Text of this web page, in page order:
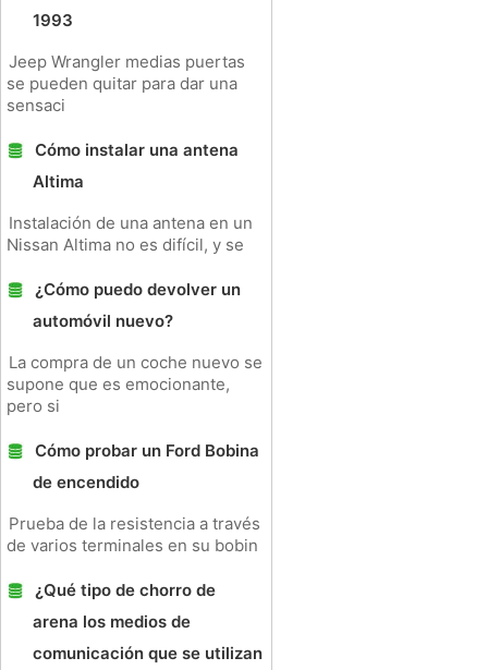
1993
Jeep Wrangler medias puertas
se pueden quitar para dar una
sensaci
Cómo instalar una antena
Altima
Instalación de una antena en un
Nissan Altima no es difícil, y se
¿Cómo puedo devolver un
automóvil nuevo?
La compra de un coche nuevo se
supone que es emocionante,
pero si
Cómo probar un Ford Bobina
de encendido
Prueba de la resistencia a través
de varios terminales en su bobin
¿Qué tipo de chorro de
arena los medios de
comunicación que se utilizan